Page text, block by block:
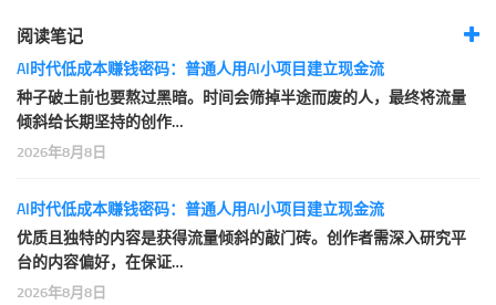
阅读笔记
AI时代低成本赚钱密码：普通人用AI小项目建立现金流
种子破土前也要熬过黑暗。时间会筛掉半途而废的人，最终将流量
倾斜给长期坚持的创作…
2026年8月8日
AI时代低成本赚钱密码：普通人用AI小项目建立现金流
优质且独特的内容是获得流量倾斜的敲门砖。创作者需深入研究平
台的内容偏好，在保证…
2026年8月8日